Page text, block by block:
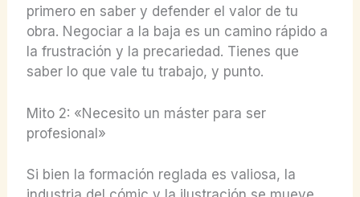
primero en saber y defender el valor de tu
obra. Negociar a la baja es un camino rápido a
la frustración y la precariedad. Tienes que
saber lo que vale tu trabajo, y punto.
Mito 2: «Necesito un máster para ser
profesional»
Si bien la formación reglada es valiosa, la